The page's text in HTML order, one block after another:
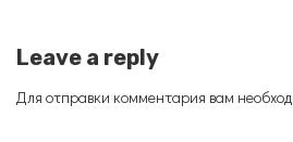
Leave a reply
Для отправки комментария вам